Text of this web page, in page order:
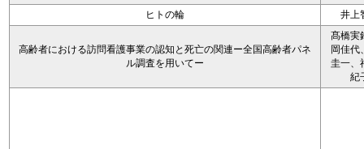
ヒトの輪 井上
高齢者における訪問看護事業の認知と死亡の関連ー全国高齢者パネ
ル調査を用いてー
髙橋実
岡佳代
圭一、
紀